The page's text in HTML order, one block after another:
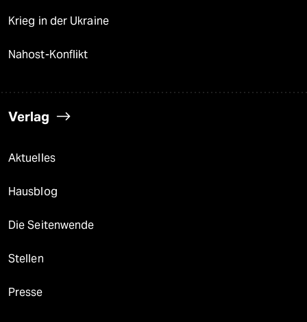
Krieg in der Ukraine
Nahost-Konflikt
Verlag
Aktuelles
Hausblog
Die Seitenwende
Stellen
Presse